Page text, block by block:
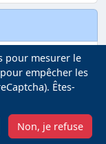
pour mesurer le
empêcher les
Êtes-
Non, je refuse